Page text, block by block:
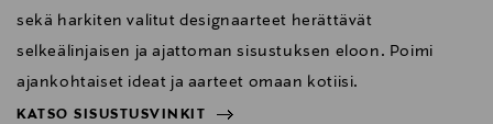
sekä harkiten valitut designaarteet herättävät
selkeälinjaisen ja ajattoman sisustuksen eloon. Poimi
ajankohtaiset ideat ja aarteet omaan kotiisi.
KATSO SISUSTUSVINKIT